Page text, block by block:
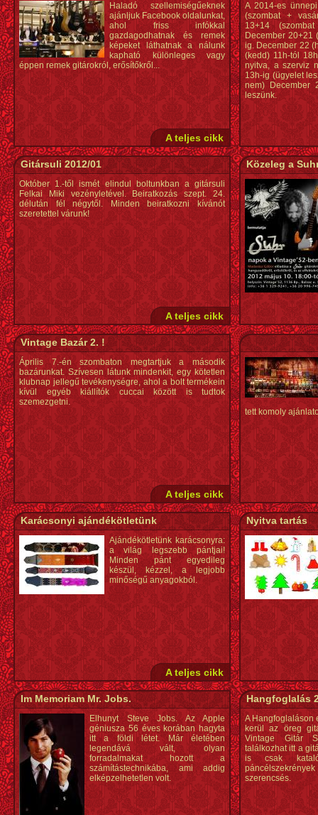
Haladó szellemiségűeknek
ajánljuk Facebook oldalunkat,
ahol friss infókkal
gazdagodhatnak és remek
képeket láthatnak a nálunk
kapható különleges vagy
éppen remek gitárokról, erősítőkről...
A teljes cikk
A 2014-es
(szombat +
13+14
December 20+21
ig. December 22
(kedd) 11h-tól
nyitva, a szerviz
13h-ig (ügyelet
nem) December
leszünk.
Gitársuli 2012/01
Október 1.-től ismét elindul boltunkban a gitársuli
Felkai Miki vezényletével. Beiratkozás szept. 24.
délután fél négytől. Minden beiratkozni kívánót
szeretettel várunk!
A teljes cikk
Közeleg a
Vintage Bazár 2. !
Április 7.-én szombaton megtartjuk a második
bazárunkat. Szívesen látunk mindenkit, egy kötetlen
klubnap jellegű tevékenységre, ahol a bolt termékein
kívül egyéb kiállítók cuccai között is tudtok
szemezgetni.
A teljes cikk
tett komoly
Karácsonyi ajándékötletünk
Ajándékötletünk karácsonyra:
a világ legszebb pántjai!
Minden pánt egyedileg
készül, kézzel, a legjobb
minőségű anyagokból.
A teljes cikk
Nyitva tartás
Im Memoriam Mr. Jobs.
Elhunyt Steve Jobs. Az Apple
géniusza 56 éves korában hagyta
itt a földi létet. Már életében
legendává vált, olyan
forradalmakat hozott a
számítástechnikába, ami addig
elképzelhetetlen volt.
Hangfoglalás
A Hangfoglaláson
kerül az öreg
Vintage Gitár
találkozhat itt a
is csak
szerencsés.